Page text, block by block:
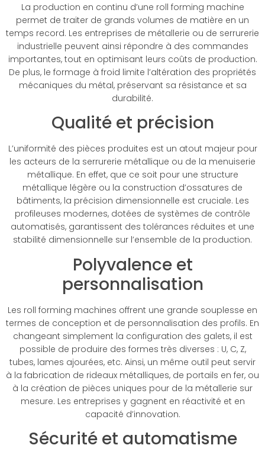
La production en continu d’une roll forming machine
permet de traiter de grands volumes de matière en un
temps record. Les entreprises de métallerie ou de serrurerie
industrielle peuvent ainsi répondre à des commandes
importantes, tout en optimisant leurs coûts de production.
De plus, le formage à froid limite l’altération des propriétés
mécaniques du métal, préservant sa résistance et sa
durabilité.
Qualité et précision
L’uniformité des pièces produites est un atout majeur pour
les acteurs de la serrurerie métallique ou de la menuiserie
métallique. En effet, que ce soit pour une structure
métallique légère ou la construction d’ossatures de
bâtiments, la précision dimensionnelle est cruciale. Les
profileuses modernes, dotées de systèmes de contrôle
automatisés, garantissent des tolérances réduites et une
stabilité dimensionnelle sur l’ensemble de la production.
Polyvalence et
personnalisation
Les roll forming machines offrent une grande souplesse en
termes de conception et de personnalisation des profils. En
changeant simplement la configuration des galets, il est
possible de produire des formes très diverses : U, C, Z,
tubes, lames ajourées, etc. Ainsi, un même outil peut servir
à la fabrication de rideaux métalliques, de portails en fer, ou
à la création de pièces uniques pour de la métallerie sur
mesure. Les entreprises y gagnent en réactivité et en
capacité d’innovation.
Sécurité et automatisme